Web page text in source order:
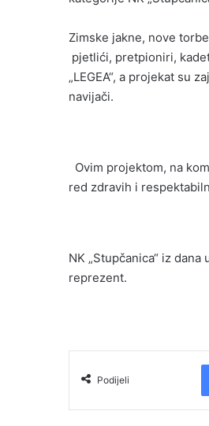
Zimske jakne, nove
pjetlići, pretpioniri,
„LEGEA“, a projekat su
navijači.
Ovim projektom, na
red zdravih i
NK „Stupčanica“ iz
reprezent.
Podijeli